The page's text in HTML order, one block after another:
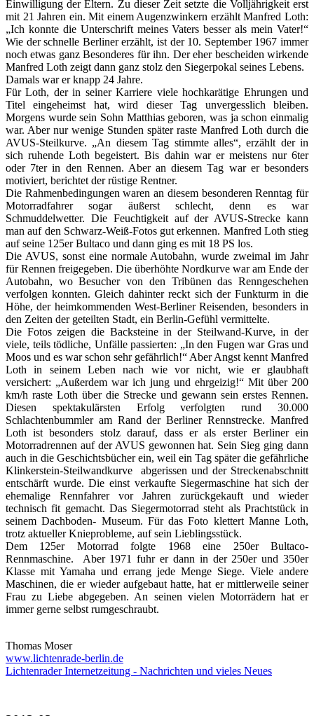
Einwilligung der Eltern. Zu dieser Zeit setzte die Volljährigkeit erst
mit 21 Jahren ein. Mit einem Augenzwinkern erzählt Manfred Loth:
„Ich konnte die Unterschrift meines Vaters besser als mein Vater!“
Wie der schnelle Berliner erzählt, ist der 10. September 1967 immer
noch etwas ganz Besonderes für ihn. Der eher bescheiden wirkende
Manfred Loth zeigt dann ganz stolz den Siegerpokal seines Lebens.
Damals war er knapp 24 Jahre.
Für Loth, der in seiner Karriere viele hochkarätige Ehrungen und
Titel eingeheimst hat, wird dieser Tag unvergesslich bleiben.
Morgens wurde sein Sohn Matthias geboren, was ja schon einmalig
war. Aber nur wenige Stunden später raste Manfred Loth durch die
AVUS-Steilkurve. „An diesem Tag stimmte alles“, erzählt der in
sich ruhende Loth begeistert. Bis dahin war er meistens nur 6ter
oder 7ter in den Rennen. Aber an diesem Tag war er besonders
motiviert, berichtet der rüstige Rentner.
Die Rahmenbedingungen waren an diesem besonderen Renntag für
Motorradfahrer sogar äußerst schlecht, denn es war
Schmuddelwetter. Die Feuchtigkeit auf der AVUS-Strecke kann
man auf den Schwarz-Weiß-Fotos gut erkennen. Manfred Loth stieg
auf seine 125er Bultaco und dann ging es mit 18 PS los.
Die AVUS, sonst eine normale Autobahn, wurde zweimal im Jahr
für Rennen freigegeben. Die überhöhte Nordkurve war am Ende der
Autobahn, wo Besucher von den Tribünen das Renngeschehen
verfolgen konnten. Gleich dahinter reckt sich der Funkturm in die
Höhe, der heimkommenden West-Berliner Reisenden, besonders in
den Zeiten der geteilten Stadt, ein Berlin-Gefühl vermittelte.
Die Fotos zeigen die Backsteine in der Steilwand-Kurve, in der
viele, teils tödliche, Unfälle passierten: „In den Fugen war Gras und
Moos und es war schon sehr gefährlich!“ Aber Angst kennt Manfred
Loth in seinem Leben nach wie vor nicht, wie er glaubhaft
versichert: „Außerdem war ich jung und ehrgeizig!“ Mit über 200
km/h raste Loth über die Strecke und gewann sein erstes Rennen.
Diesen spektakulärsten Erfolg verfolgten rund 30.000
Schlachtenbummler am Rand der Berliner Rennstrecke. Manfred
Loth ist besonders stolz darauf, dass er als erster Berliner ein
Motorradrennen auf der AVUS gewonnen hat. Sein Sieg ging dann
auch in die Geschichtsbücher ein, weil ein Tag später die gefährliche
Klinkerstein-Steilwandkurve abgerissen und der Streckenabschnitt
entschärft wurde. Die einst verkaufte Siegermaschine hat sich der
ehemalige Rennfahrer vor Jahren zurückgekauft und wieder
technisch fit gemacht. Das Siegermotorrad steht als Prachtstück in
seinem Dachboden- Museum. Für das Foto klettert Manne Loth,
trotz aktueller Knieprobleme, auf sein Lieblingsstück.
Dem 125er Motorrad folgte 1968 eine 250er Bultaco-
Rennmaschine. Aber 1971 fuhr er dann in der 250er und 350er
Klasse mit Yamaha und errang jede Menge Siege. Viele andere
Maschinen, die er wieder aufgebaut hatte, hat er mittlerweile seiner
Frau zu Liebe abgegeben. An seinen vielen Motorrädern hat er
immer gerne selbst rumgeschraubt.
Thomas Moser
www.lichtenrade-berlin.de
Lichtenrader Internetzeitung - Nachrichten und vieles Neues